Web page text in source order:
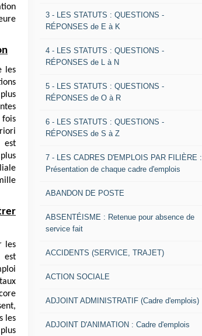
les
est
les
est
les
3 - LES STATUTS : QUESTIONS -
RÉPONSES de E à K
4 - LES STATUTS : QUESTIONS -
RÉPONSES de L à N
5 - LES STATUTS : QUESTIONS -
RÉPONSES de O à R
6 - LES STATUTS : QUESTIONS -
RÉPONSES de S à Z
7 - LES CADRES D'EMPLOIS PAR FILIÈRE :
Présentation de chaque cadre d'emplois
ABANDON DE POSTE
ABSENTÉISME : Retenue pour absence de
service fait
ACCIDENTS (SERVICE, TRAJET)
ACTION SOCIALE
ADJOINT ADMINISTRATIF (Cadre d'emplois)
ADJOINT D'ANIMATION : Cadre d'emplois